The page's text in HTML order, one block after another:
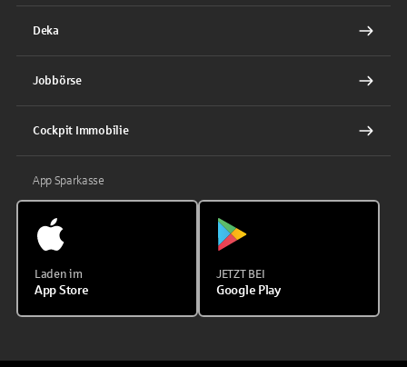
Deka
Jobbörse
Cockpit Immobilie
App Sparkasse
Laden im
App Store
JETZT BEI
Google Play